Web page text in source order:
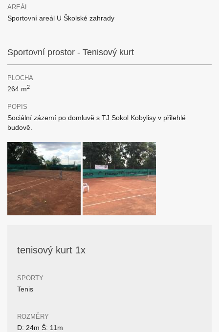
AREÁL
Sportovní areál U Školské zahrady
Sportovní prostor - Tenisový kurt
PLOCHA
264 m2
POPIS
Sociální zázemí po domluvě s TJ Sokol Kobylisy v přilehlé
budově.
tenisový kurt 1x
SPORTY
Tenis
ROZMĚRY
D: 24m Š: 11m